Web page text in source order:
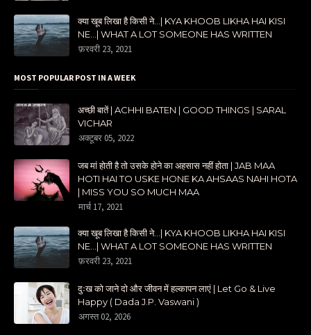
क्या खूब लिखा है किसी ने...| KYA KHOOB LIKHA HAI KISI
NE...| WHAT A LOT SOMEONE HAS WRITTEN
फ़रवरी 23, 2021
MOST POPULAR POST IN A WEEK
अच्छी बातें | ACHHI BATEN | GOOD THINGS | SARAL
VICHAR
अक्टूबर 05, 2022
जब मां होती है तो उसके होने का अहसास नहीं होता | JAB MAA
HOTI HAI TO USKE HONE KA AHSAAS NAHI HOTA
| MISS YOU SO MUCH MAA
मार्च 17, 2021
क्या खूब लिखा है किसी ने...| KYA KHOOB LIKHA HAI KISI
NE...| WHAT A LOT SOMEONE HAS WRITTEN
फ़रवरी 23, 2021
दुःख को जाने दो और जीवन में हल्कापन लाएं | Let Go & Live
Happy ( Dada J.P. Vaswani )
अगस्त 02, 2026